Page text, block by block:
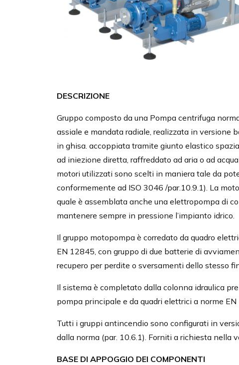
DESCRIZIONE
Gruppo composto da una Pompa centrifuga
assiale e mandata radiale, realizzata in versione
in ghisa. accoppiata tramite giunto elastico
ad iniezione diretta, raffreddato ad aria o ad
motori utilizzati sono scelti in maniera tale da
conformemente ad ISO 3046 /par.10.9.1). La
quale è assemblata anche una elettropompa di
mantenere sempre in pressione l’impianto idrico.
Il gruppo motopompa è corredato da quadro
EN 12845, con gruppo di due batterie di
recupero per perdite o sversamenti dello stesso
Il sistema è completato dalla colonna idraulica
pompa principale e da quadri elettrici a norme
Tutti i gruppi antincendio sono configurati in
dalla norma (par. 10.6.1). Forniti a richiesta nella
BASE DI APPOGGIO DEI COMPONENTI